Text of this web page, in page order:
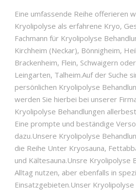
Eine umfassende Reihe offerieren
Kryolipolyse als erfahrene Kryo,
Fachmann für Kryolipolyse
Kirchheim (Neckar), Bönnigheim,
Brackenheim, Flein, Schwaigern
Leingarten, Talheim.Auf der Suche
persönlichen Kryolipolyse
werden Sie hierbei bei unserer
Kryolipolyse Behandlungen
Eine prompte und beständige
dazu.Unsere Kryolipolyse
die Reihe Unter Kryosauna,
und Kältesauna.Unsre Kryolipolyse
Alltag nutzen, aber ebenfalls in
Einsatzgebieten.Unser